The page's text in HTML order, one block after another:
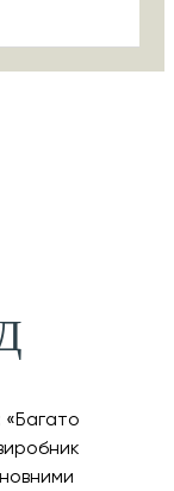
«Багато